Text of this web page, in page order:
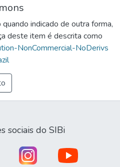
quando indicado de outra forma,
deste item é descrita como
NonCommercial-NoDerivs
sociais do SIBi